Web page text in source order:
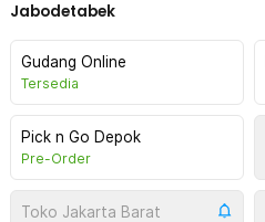
Jabodetabek
Gudang Online
Tersedia
Pick n Go Depok
Pre-Order
Toko Jakarta Barat